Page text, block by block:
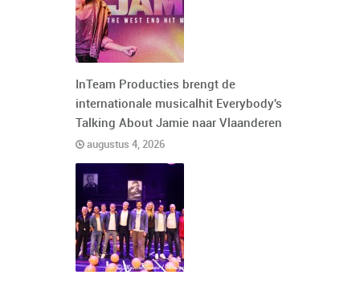
InTeam Producties brengt de
internationale musicalhit Everybody's
Talking About Jamie naar Vlaanderen
augustus 4, 2026